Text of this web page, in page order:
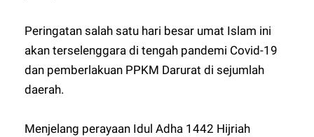
Peringatan salah satu hari besar umat Islam ini
akan terselenggara di tengah pandemi Covid-19
dan pemberlakuan PPKM Darurat di sejumlah
daerah.
Menjelang perayaan Idul Adha 1442 Hijriah